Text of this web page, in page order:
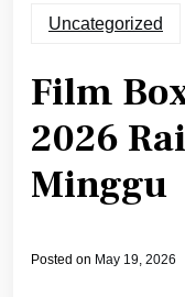
Uncategorized
Film
2026
Minggu
Posted on May 19, 2026